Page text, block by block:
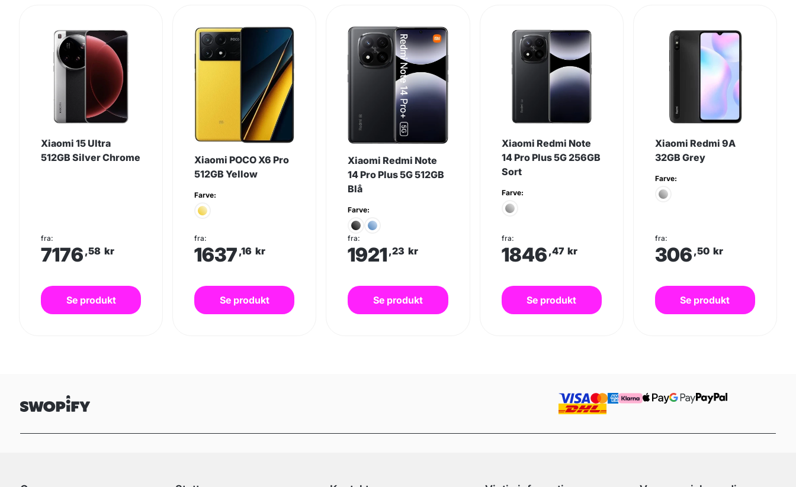
Xiaomi 15 Ultra
512GB Silver Chrome
fra:
7176 ,58 kr
Se produkt
Xiaomi POCO X6 Pro
512GB Yellow
Farve:
fra:
1637 ,16 kr
Se produkt
Xiaomi Redmi Note
14 Pro Plus 5G 512GB
Blå
Farve:
fra:
1921 ,23 kr
Se produkt
Xiaomi Redmi Note
14 Pro Plus 5G 256GB
Sort
Farve:
fra:
1846 ,47 kr
Se produkt
Xiaomi Redmi 9A
32GB Grey
Farve:
fra:
306 ,50 kr
Se produkt